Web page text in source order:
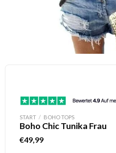
START / BOHO TOPS
Boho Chic Tunika Frau
€49,99